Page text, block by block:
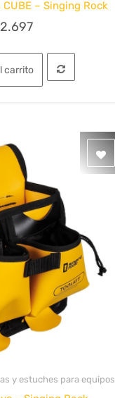
– Singing Rock
carrito
y estuches para equipos